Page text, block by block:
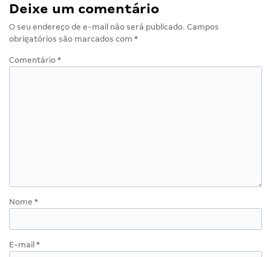
Deixe um comentário
O seu endereço de e-mail não será publicado. Campos
obrigatórios são marcados com *
Comentário *
Nome *
E-mail *